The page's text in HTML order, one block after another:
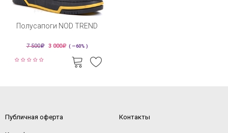
Полусапоги NOD TREND
7 500 3 000 ( —60% )
Публичная оферта Контакты